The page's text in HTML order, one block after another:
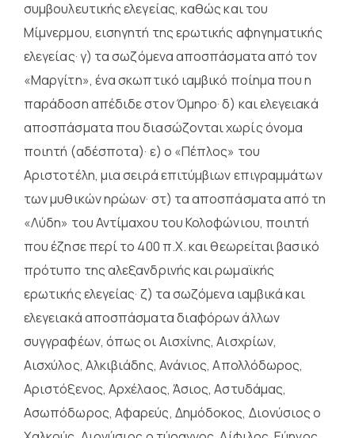
συμβουλευτικής ελεγείας, καθώς και του
Μίμνερμου, εισηγητή της ερωτικής αφηγηματικής
ελεγείας· γ) τα σωζόμενα αποσπάσματα από τον
«Μαργίτη», ένα σκωπτικό ιαμβικό ποίημα που η
παράδοση απέδιδε στον Όμηρο· δ) και ελεγειακά
αποσπάσματα που διασώζονται χωρίς όνομα
ποιητή (αδέσποτα)· ε) ο «Πέπλος» του
Αριστοτέλη, μια σειρά επιτύμβιων επιγραμμάτων
των μυθικών ηρώων· στ) τα αποσπάσματα από τη
«Λύδη» του Αντίμαχου του Κολοφώνιου, ποιητή
που έζησε περί το 400 π.Χ. και θεωρείται βασικό
πρότυπο της αλεξανδρινής και ρωμαϊκής
ερωτικής ελεγείας· ζ) τα σωζόμενα ιαμβικά και
ελεγειακά αποσπάσματα διαφόρων άλλων
συγγραφέων, όπως οι Αισχίνης, Αισχρίων,
Αισχύλος, Αλκιβιάδης, Ανάνιος, Απολλόδωρος,
Αριστόξενος, Αρχέλαος, Άσιος, Αστυδάμας,
Ασωπόδωρος, Αφαρεύς, Δημόδοκος, Διονύσιος ο